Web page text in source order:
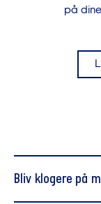
på
Bliv klogere på